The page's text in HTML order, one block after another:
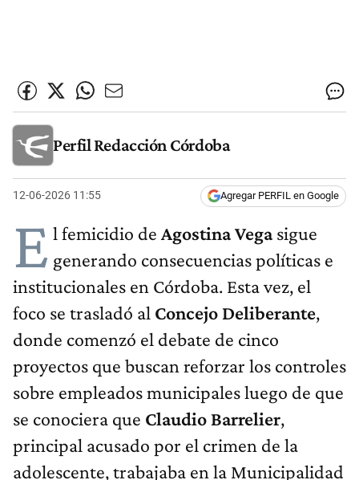
Perfil Redacción Córdoba
12-06-2026 11:55 Agregar PERFIL en Google
E l femicidio de Agostina Vegasigue
generando consecuencias políticas e
institucionales en Córdoba. Esta vez, el
foco se trasladó al Concejo Deliberante,
donde comenzó el debate de cinco
proyectos que buscan reforzar los controles
sobre empleados municipales luego de que
se conociera que Claudio Barrelier,
principal acusado por el crimen de la
adolescente, trabajaba en la Municipalidad